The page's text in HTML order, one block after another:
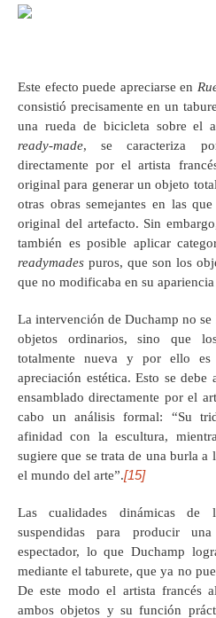
Este efecto puede apreciarse en
consistió precisamente en un
una rueda de bicicleta sobre el
ready-made, se caracteriza
directamente por el artista
original para generar un objeto
otras obras semejantes en las
original del artefacto. Sin
también es posible aplicar
readymades puros, que son los
que no modificaba en su
La intervención de Duchamp no
objetos ordinarios, sino que
totalmente nueva y por ello
apreciación estética. Esto se debe
ensamblado directamente por el
cabo un análisis formal: “Su
afinidad con la escultura,
sugiere que se trata de una burla
el mundo del arte”.[15]
Las cualidades dinámicas
suspendidas para producir
espectador, lo que Duchamp
mediante el taburete, que ya no
De este modo el artista francés
ambos objetos y su función